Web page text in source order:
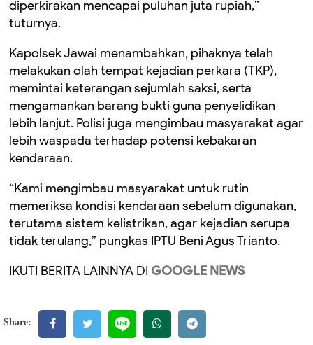
diperkirakan mencapai puluhan juta rupiah,”
tuturnya.
Kapolsek Jawai menambahkan, pihaknya telah
melakukan olah tempat kejadian perkara (TKP),
memintai keterangan sejumlah saksi, serta
mengamankan barang bukti guna penyelidikan
lebih lanjut. Polisi juga mengimbau masyarakat agar
lebih waspada terhadap potensi kebakaran
kendaraan.
“Kami mengimbau masyarakat untuk rutin
memeriksa kondisi kendaraan sebelum digunakan,
terutama sistem kelistrikan, agar kejadian serupa
tidak terulang,” pungkas IPTU Beni Agus Trianto.
IKUTI BERITA LAINNYA DI GOOGLE NEWS
Share: